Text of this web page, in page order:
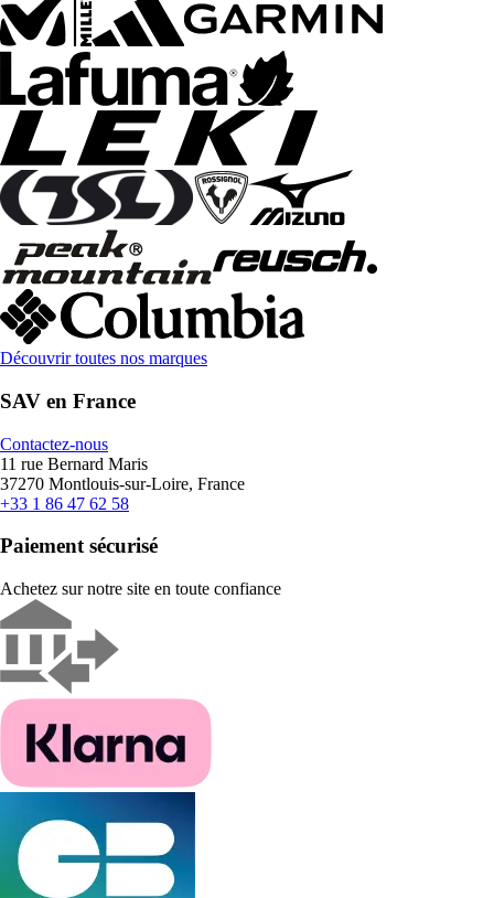
Découvrir toutes nos marques
SAV en France
Contactez-nous
11 rue Bernard Maris
37270 Montlouis-sur-Loire, France
+33 1 86 47 62 58
Paiement sécurisé
Achetez sur notre site en toute confiance